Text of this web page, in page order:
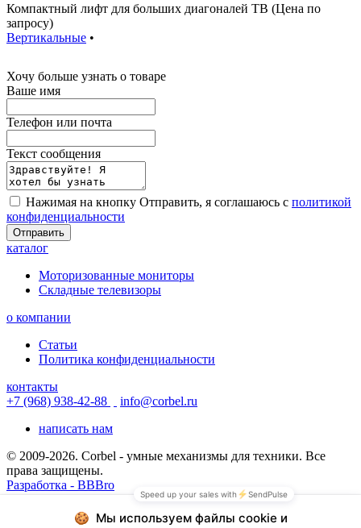
Компактный лифт для больших диагоналей ТВ (Цена по
запросу)
Вертикальные •
Хочу больше узнать о товаре
Ваше имя
Телефон или почта
Текст сообщения
Нажимая на кнопку Отправить, я соглашаюсь с политикой
конфиденциальности
Отправить
каталог
Моторизованные мониторы
Складные телевизоры
о компании
Статьи
Политика конфиденциальности
контакты
+7 (968) 938-42-88
info@corbel.ru
написать нам
© 2009-2026. Corbel - умные механизмы для техники. Все
права защищены.
Разработка - BBBro
© 2009-2026. Corbel - умные механизмы для техники. Все
права защищены.